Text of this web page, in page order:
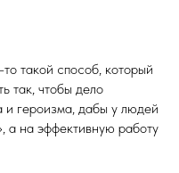
такой способ, который
так, чтобы дело
и героизма, дабы у людей
а на эффективную работу